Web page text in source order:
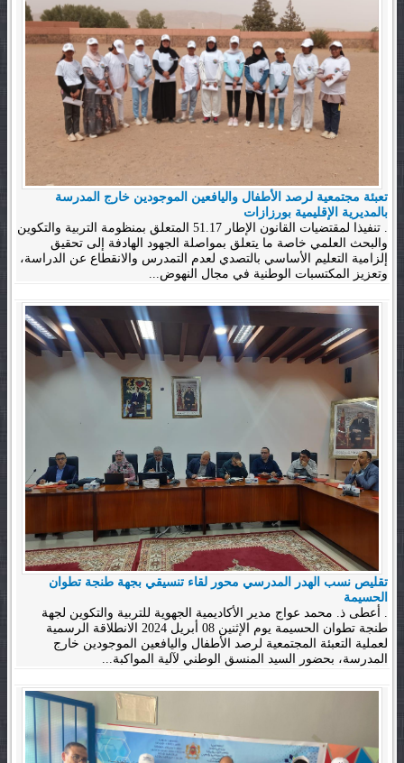
تعبئة مجتمعية لرصد الأطفال واليافعين الموجودين خارج المدرسة
بالمديرية الإقليمية بورزازات
. تنفيذا لمقتضيات القانون الإطار 51.17 المتعلق بمنظومة التربية والتكوين
والبحث العلمي خاصة ما يتعلق بمواصلة الجهود الهادفة إلى تحقيق
إلزامية التعليم الأساسي بالتصدي لعدم التمدرس والانقطاع عن الدراسة،
وتعزيز المكتسبات الوطنية في مجال النهوض...
تقليص نسب الهدر المدرسي محور لقاء تنسيقي بجهة طنجة تطوان
الحسيمة
. أعطى ذ. محمد عواج مدير الأكاديمية الجهوية للتربية والتكوين لجهة
طنجة تطوان الحسيمة يوم الإثنين 08 أبريل 2024 الانطلاقة الرسمية
لعملية التعبئة المجتمعية لرصد الأطفال واليافعين الموجودين خارج
المدرسة، بحضور السيد المنسق الوطني لآلية المواكبة...